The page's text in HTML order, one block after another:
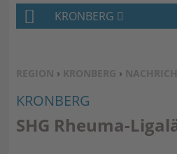
SIE BEFINDEN SICH HIER:
REGION › KRONBERG ›
KRONBERG
SHG Rheuma-
H
M
E
KRONBERG